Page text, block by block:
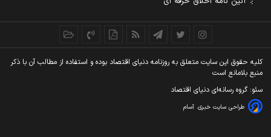
کليه حقوق اين سايت متعلق به روزنامه دنيای اقتصاد بوده و استفاده از مطالب آن با ذکر
منبع بلامانع است
سئو: گروه رسانه‌ای دنیای اقتصاد
طراحی سایت خبری آسام